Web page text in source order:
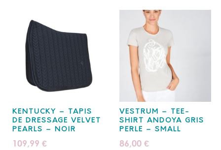
KENTUCKY – TAPIS
DE DRESSAGE VELVET
PEARLS – NOIR
109,99 €
VESTRUM – TEE-
SHIRT ANDOYA GRIS
PERLE – SMALL
86,00 €